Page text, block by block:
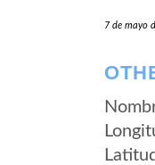
7 de mayo